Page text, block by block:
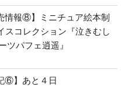
情報⑧】ミニチュア絵本制
スコレクション『泣きむし
ツパフェ逍遥』
⑥】あと４日